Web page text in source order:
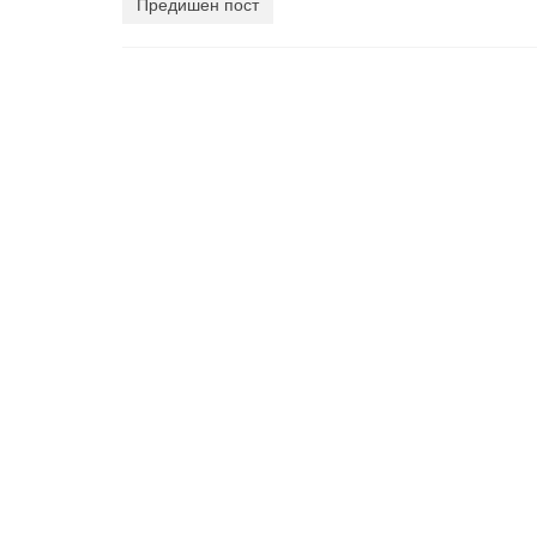
Предишен пост